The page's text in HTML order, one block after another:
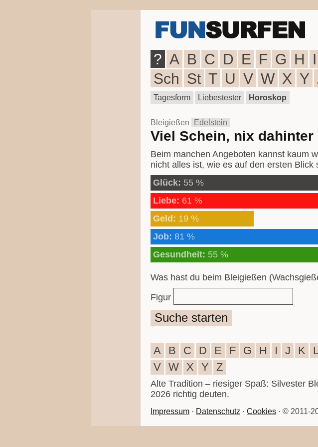
? A B C D E F G H I
Sch St T U V W X Y
Tagesform Liebestester Horoskop
Bleigießen Edelstein
Viel Schein, nix dahinter
Beim manchen Angeboten kannst kaum
nicht alles ist, wie es auf den ersten
Glück: 55 %
Liebe: 61 %
Geld: 19 %
Job: 81 %
Gesundheit: 55 %
Was hast du beim Bleigießen
Figur
Suche starten
A B C D E F G H I J K
V W X Y Z
Alte Tradition – riesiger Spaß: Silvester
2026 richtig deuten.
Impressum · Datenschutz · Cookies · © 2011-